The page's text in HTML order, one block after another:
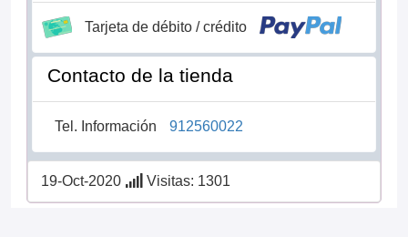
Tarjeta de débito / crédito
Contacto de la tienda
Tel. Información 912560022
19-Oct-2020 Visitas: 1301